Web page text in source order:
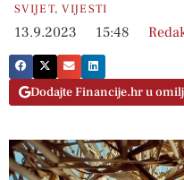
SVIJET,VIJESTI
13.9.2023 15:48
Dodajte Financije.hr u